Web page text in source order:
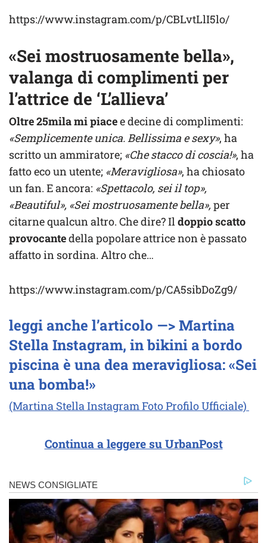
https://www.instagram.com/p/CBLvtLlI5lo/
«Sei mostruosamente bella»,
valanga di complimenti per
l’attrice de ‘L’allieva’
Oltre 25mila mi piacee decine di complimenti:
«Semplicemente unica. Bellissima e sexy», ha
scritto un ammiratore; «Che stacco di coscia!», ha
fatto eco un utente; «Meravigliosa», ha chiosato
un fan. E ancora: «Spettacolo, sei il top»,
«Beautiful», «Sei mostruosamente bella»,per
citarne qualcun altro. Che dire? Il doppio scatto
provocantedella popolare attrice non è passato
affatto in sordina. Altro che…
https://www.instagram.com/p/CA5sibDoZg9/
leggi anche l’articolo —> Martina
Stella Instagram, in bikini a bordo
piscina è una dea meravigliosa: «Sei
una bomba!»
(Martina Stella Instagram Foto Profilo Ufficiale)
Continua a leggere su UrbanPost